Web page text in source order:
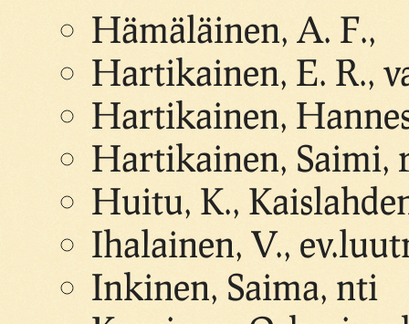
Hämäläinen, A. F.,
Hartikainen, E. R.,
Hartikainen,
Hartikainen, Saimi,
Huitu, K.,
Ihalainen, V.,
Inkinen, Saima, nti